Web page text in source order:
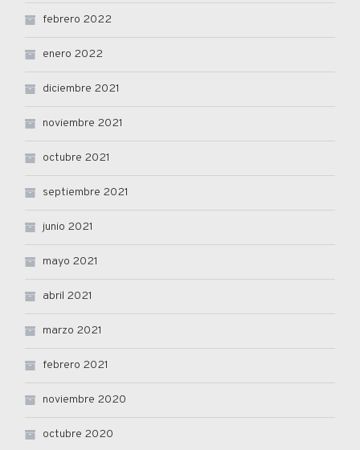
febrero 2022
enero 2022
diciembre 2021
noviembre 2021
octubre 2021
septiembre 2021
junio 2021
mayo 2021
abril 2021
marzo 2021
febrero 2021
noviembre 2020
octubre 2020